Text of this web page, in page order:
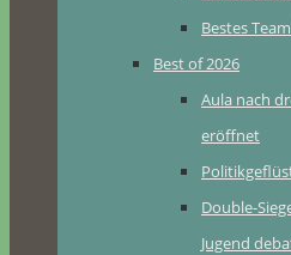
Bestes
Best of 2026
Aula nach
eröffnet
Double-
Jugend